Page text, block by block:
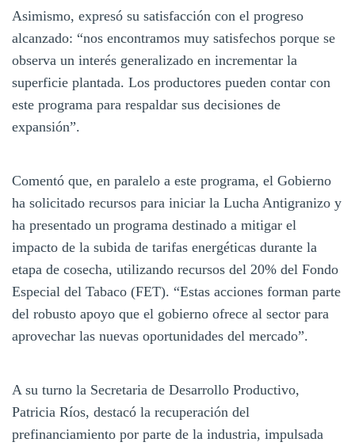
Asimismo, expresó su satisfacción con el progreso
alcanzado: “nos encontramos muy satisfechos porque se
observa un interés generalizado en incrementar la
superficie plantada. Los productores pueden contar con
este programa para respaldar sus decisiones de
expansión”.
Comentó que, en paralelo a este programa, el Gobierno
ha solicitado recursos para iniciar la Lucha Antigranizo y
ha presentado un programa destinado a mitigar el
impacto de la subida de tarifas energéticas durante la
etapa de cosecha, utilizando recursos del 20% del Fondo
Especial del Tabaco (FET). “Estas acciones forman parte
del robusto apoyo que el gobierno ofrece al sector para
aprovechar las nuevas oportunidades del mercado”.
A su turno la Secretaria de Desarrollo Productivo,
Patricia Ríos, destacó la recuperación del
prefinanciamiento por parte de la industria, impulsada